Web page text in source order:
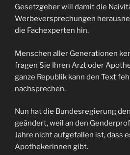
Gesetzgeber will damit die
Werbeversprechungen
die Fachexperten hin.
Menschen aller Generationen
fragen Sie Ihren Arzt oder
ganze Republik kann den Text
nachsprechen.
Nun hat die Bundesregierung
geändert, weil an den
Jahre nicht aufgefallen ist, dass
Apothekerinnen gibt.